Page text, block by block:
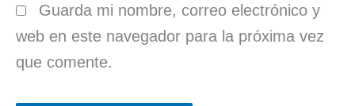
Guarda mi nombre, correo electrónico y
web en este navegador para la próxima vez
que comente.